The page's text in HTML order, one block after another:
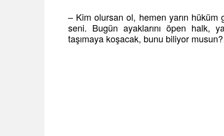
– Kim olursan ol, hemen yarın hüküm
seni. Bugün ayaklarını öpen halk,
taşımaya koşacak, bunu biliyor